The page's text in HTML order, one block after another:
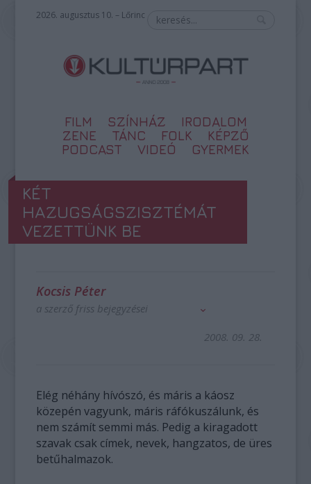
2026. augusztus 10. – Lőrinc
FILM SZÍNHÁZ
IRODALOM
ZENE
TÁNC FOLK
KÉPZŐ
PODCAST
VIDEÓ GYERMEK
KÉT
HAZUGSÁGSZISZTÉMÁT
VEZETTÜNK BE
Kocsis Péter
a szerző friss bejegyzései
2008. 09. 28.
Elég néhány hívószó, és máris a káosz
közepén vagyunk, máris ráfókuszálunk, és
nem számít semmi más. Pedig a kiragadott
szavak csak címek, nevek, hangzatos, de üres
betűhalmazok.